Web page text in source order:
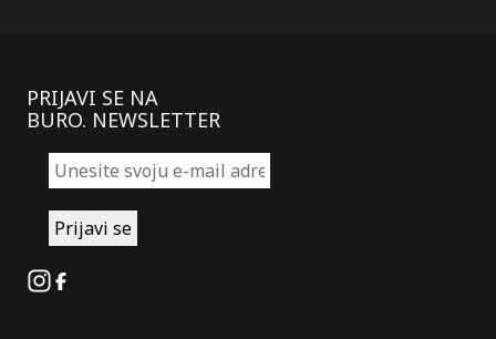
PRIJAVI SE NA
BURO. NEWSLETTER
Instagram
Facebook